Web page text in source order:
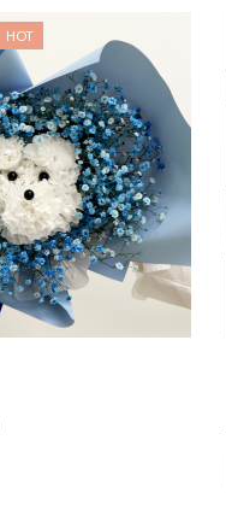
HOT